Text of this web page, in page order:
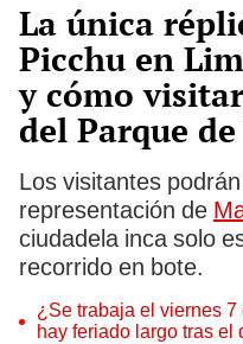
La única
Picchu en
y cómo
del Parque
Los visitantes
representación de
ciudadela inca solo
recorrido en bote.
¿Se trabaja el viernes
hay feriado largo tras el